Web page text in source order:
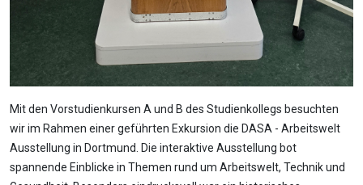
Mit den Vorstudienkursen A und B des Studienkollegs besuchten
wir im Rahmen einer geführten Exkursion die DASA - Arbeitswelt
Ausstellung in Dortmund. Die interaktive Ausstellung bot
spannende Einblicke in Themen rund um Arbeitswelt, Technik und